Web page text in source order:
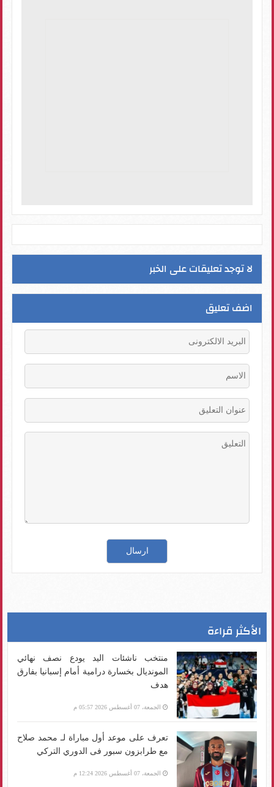
لا توجد تعليقات على الخبر
اضف تعليق
الأكثر قراءة
منتخب ناشئات اليد يودع نصف نهائي
المونديال بخسارة درامية أمام إسبانيا بفارق
هدف
الجمعة، 07 أغسطس 2026 05:57 م
تعرف على موعد أول مباراة لـ محمد صلاح
مع طرابزون سبور فى الدوري التركي
الجمعة، 07 أغسطس 2026 12:24 م